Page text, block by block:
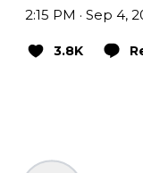
2:15 PM · Sep 4,
3.8K